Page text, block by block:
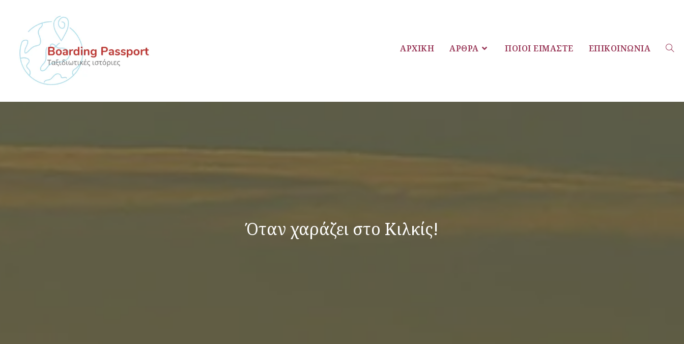
ΑΡΧΙΚΉ ΆΡΘΡΑ ΠΟΙΟΙ ΕΊΜΑΣΤΕ ΕΠΙΚΟΙΝΩΝΊΑ
Όταν χαράζει στο Κιλκίς!